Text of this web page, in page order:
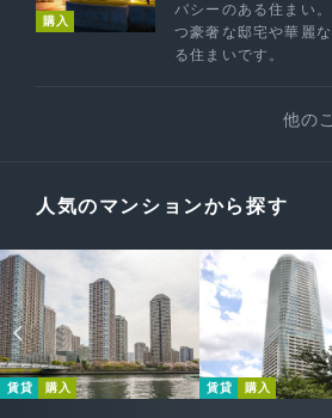
購入
バシーのある住まい
つ豪奢な邸宅や華麗
る住まいです。
他の
人気のマンションから探す
賃貸 購入 賃貸 購入